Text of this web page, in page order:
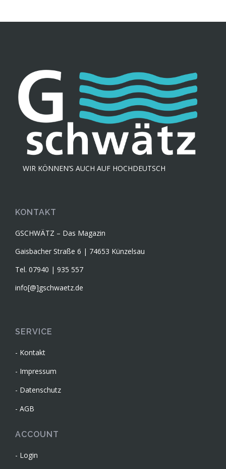
WIR KÖNNEN’S AUCH AUF HOCHDEUTSCH
KONTAKT
GSCHWÄTZ – Das Magazin
Gaisbacher Straße 6 | 74653 Künzelsau
Tel. 07940 | 935 557
info[@]gschwaetz.de
SERVICE
Kontakt
Impressum
Datenschutz
AGB
ACCOUNT
Login